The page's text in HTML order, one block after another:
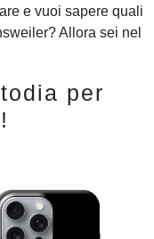
e vuoi sapere quali
Allora sei nel
per